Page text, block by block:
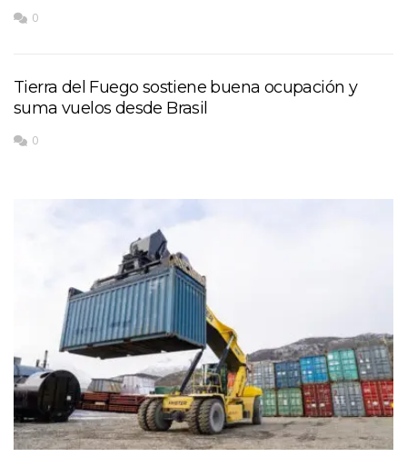
0
Tierra del Fuego sostiene buena ocupación y
suma vuelos desde Brasil
0